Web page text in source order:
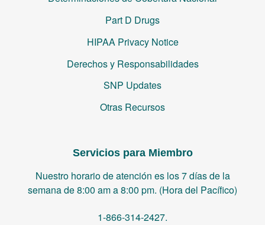
Part D Drugs
HIPAA Privacy Notice
Derechos y Responsabilidades
SNP Updates
Otras Recursos
Servicios para Miembro
Nuestro horario de atención es los 7 días de la
semana de 8:00 am a 8:00 pm. (Hora del Pacífico)
1-866-314-2427.